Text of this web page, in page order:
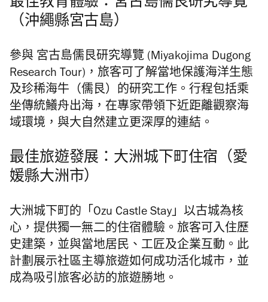
最佳教育體驗：宮古島儒艮研究導覽
（沖繩縣宮古島）
參與 宮古島儒艮研究導覽 (Miyakojima Dugong
Research Tour)，旅客可了解當地保護海洋生態
及珍稀海牛（儒艮） 的研究工作。行程包括乘
坐傳統鱶舟出海，在專家帶領下近距離觀察海
域環境， 與大自然建立更深厚的連結。
最佳旅遊發展：大洲城下町住宿（愛
媛縣大洲市）
大洲城下町的「Ozu Castle Stay」以古城為核
心，提供獨一無二的住宿體驗。旅客可入住歷
史建築，並與當地居民、工匠及企業互動。此
計劃展示社區主導旅遊如何成功活化城市，並
成為吸引旅客必訪的旅遊勝地 。